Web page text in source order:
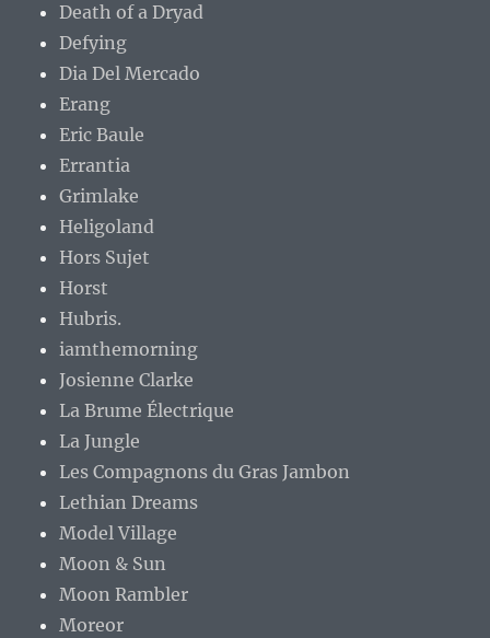
Death of a Dryad
Defying
Dia Del Mercado
Erang
Eric Baule
Errantia
Grimlake
Heligoland
Hors Sujet
Horst
Hubris.
iamthemorning
Josienne Clarke
La Brume Électrique
La Jungle
Les Compagnons du Gras Jambon
Lethian Dreams
Model Village
Moon & Sun
Moon Rambler
Moreor